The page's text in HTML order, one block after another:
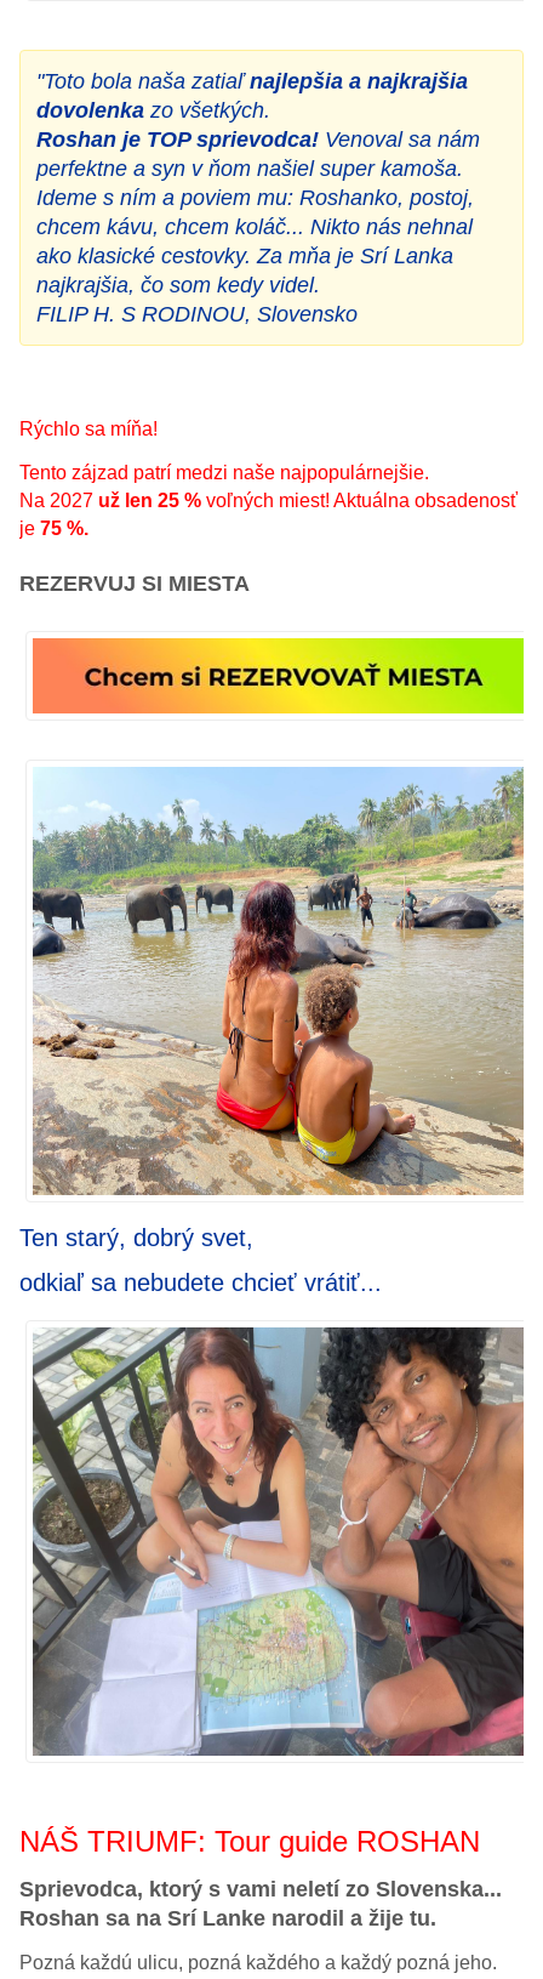
"Toto bola naša zatiaľnajlepšia a najkrajšia
dovolenka zo všetkých.
Roshan je TOP sprievodca! Venoval sa nám
perfektne a syn v ňom našiel super kamoša.
Ideme s ním a poviem mu: Roshanko, postoj,
chcem kávu, chcem koláč... Nikto nás nehnal
ako klasické cestovky. Za mňa je Srí Lanka
najkrajšia, čo som kedy videl.
FILIP H. S RODINOU, Slovensko
Rýchlo sa míňa!
Tento zájzad patrí medzi naše najpopulárnejšie.
Na 2027 už len 25 %voľných miest! Aktuálna obsadenosť
je75 %.
REZERVUJ SI MIESTA
Ten starý, dobrý svet,
odkiaľ sa nebudete chcieť vrátiť...
NÁŠ TRIUMF: Tour guide ROSHAN
Sprievodca, ktorý s vami neletí zo Slovenska...
Roshan sa na Srí Lanke narodil a žije tu.
Pozná každú ulicu, pozná každého a každý pozná jeho.